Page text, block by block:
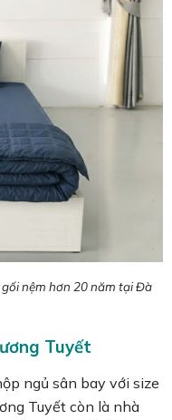
nệm hơn 20 năm tại Đà
Tuyết
ngủ sân bay với size
Tuyết còn là nhà